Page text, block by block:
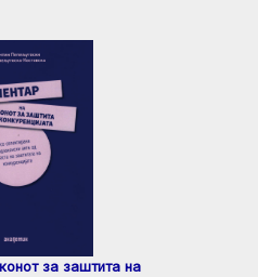
за заштита на